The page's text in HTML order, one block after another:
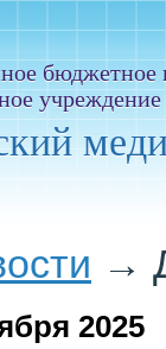
→
2025